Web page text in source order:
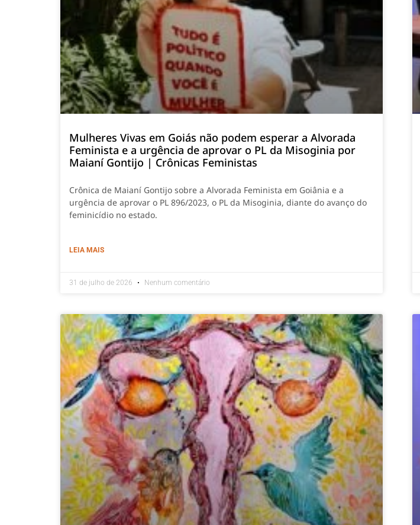
Mulheres Vivas em Goiás não podem esperar a Alvorada
Feminista e a urgência de aprovar o PL da Misoginia por
Maianí Gontijo | Crônicas Feministas
Crônica de Maianí Gontijo sobre a Alvorada Feminista em Goiânia e a
urgência de aprovar o PL 896/2023, o PL da Misoginia, diante do avanço do
feminicídio no estado.
LEIA MAIS
31 de julho de 2026 Nenhum comentário